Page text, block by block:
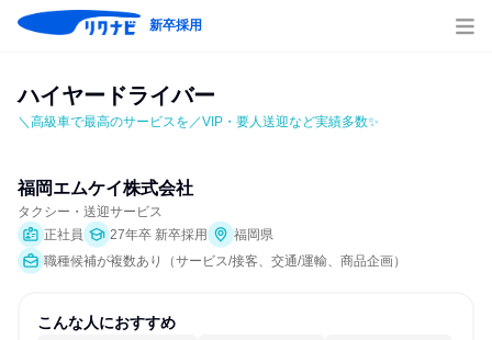
新卒採用
ハイヤードライバー
＼高級車で最高のサービスを／VIP・要人送迎など実績多数✨
福岡エムケイ株式会社
タクシー・送迎サービス
正社員
27年卒 新卒採用
福岡県
職種候補が複数あり（サービス/接客、交通/運輸、商品企画）
こんな人におすすめ